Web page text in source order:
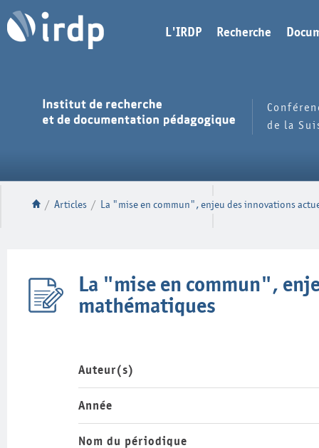
L'IRDP Recherche
de la
/ Articles / La "mise en commun", enjeu des innovations
La "mise en commun",
mathématiques
Auteur(s)
Année
Nom du périodique